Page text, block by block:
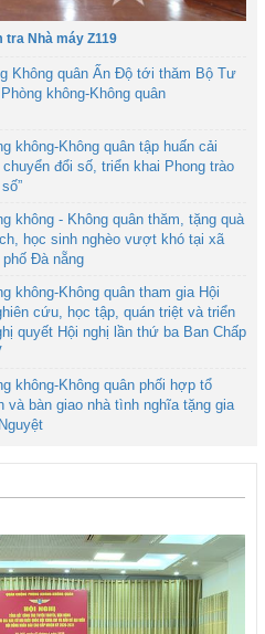
tra Nhà máy Z119
Không quân Ấn Độ tới thăm Bộ Tư
không-Không quân
không-Không quân tập huấn cải
đổi số, triển khai Phong trào
không - Không quân thăm, tặng quà
học sinh nghèo vượt khó tại xã
Đà nẵng
không-Không quân tham gia Hội
cứu, học tập, quán triệt và triển
quyết Hội nghị lần thứ ba Ban Chấp
không-Không quân phối hợp tổ
và bàn giao nhà tình nghĩa tặng gia